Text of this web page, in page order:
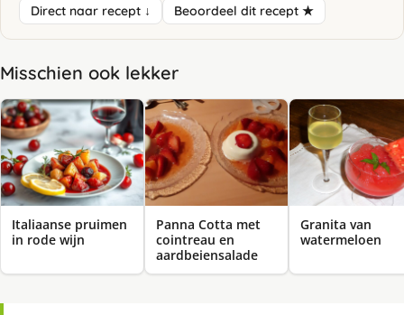
Direct naar recept ↓ Beoordeel dit recept ★
Misschien ook lekker
Italiaanse pruimen
in rode wijn
Panna Cotta met
cointreau en
aardbeiensalade
Granita van
watermeloen